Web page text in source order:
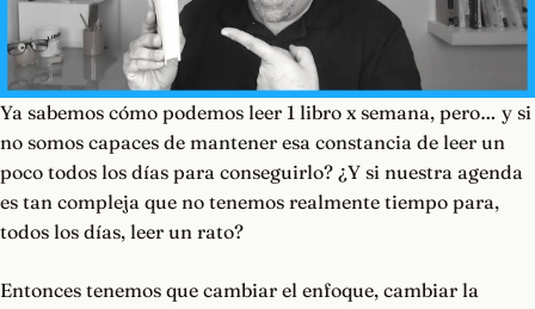
Ya sabemos cómo podemos leer 1 libro x semana, pero… y si
no somos capaces de mantener esa constancia de leer un
poco todos los días para conseguirlo? ¿Y si nuestra agenda
es tan compleja que no tenemos realmente tiempo para,
todos los días, leer un rato?
Entonces tenemos que cambiar el enfoque, cambiar la